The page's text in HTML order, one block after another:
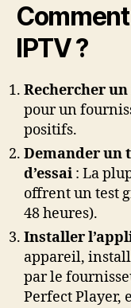
IPTV ?
Rechercher
pour un
positifs.
Demander un
d’essai : La
offrent un test
48 heures).
Installer
appareil,
par le
Perfect Player,